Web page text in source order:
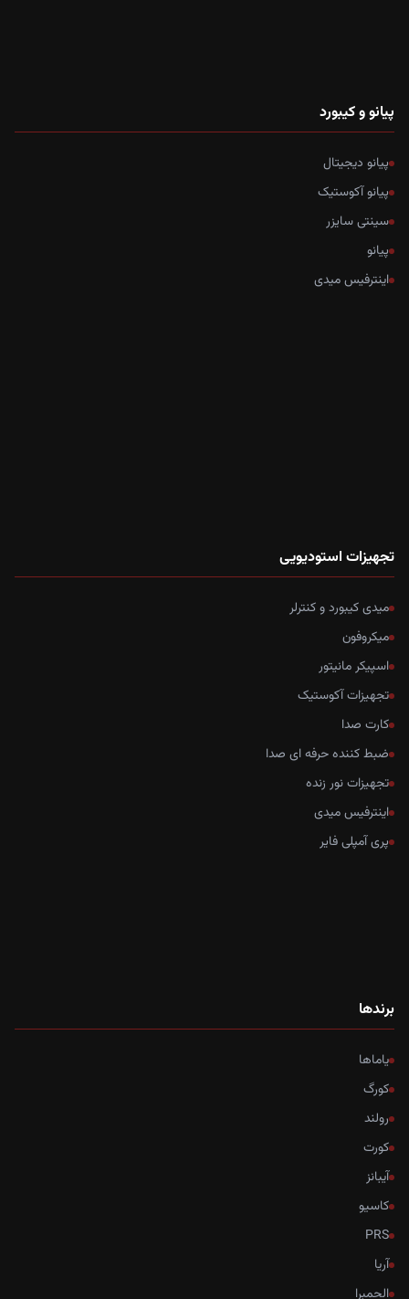
پیانو و کیبورد
پیانو دیجیتال
پیانو آکوستیک
سینتی سایزر
پیانو
اینترفیس میدی
تجهیزات استودیویی
میدی کیبورد و کنترلر
میکروفون
اسپیکر مانیتور
تجهیزات آکوستیک
کارت صدا
ضبط کننده حرفه ای صدا
تجهیزات نور زنده
اینترفیس میدی
پری آمپلی فایر
برندها
یاماها
کورگ
رولند
کورت
آیبانز
کاسیو
PRS
آریا
الحمبرا